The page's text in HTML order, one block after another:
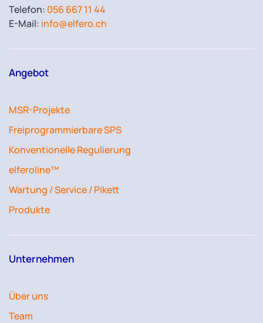
Telefon: 056 667 11 44
E-Mail: info@elfero.ch
Angebot
MSR-Projekte
Freiprogrammierbare SPS
Konventionelle Regulierung
elferoline™
Wartung / Service / Pikett
Produkte
Unternehmen
Über uns
Team